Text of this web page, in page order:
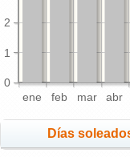
ene feb mar abr
0
1
2
Días